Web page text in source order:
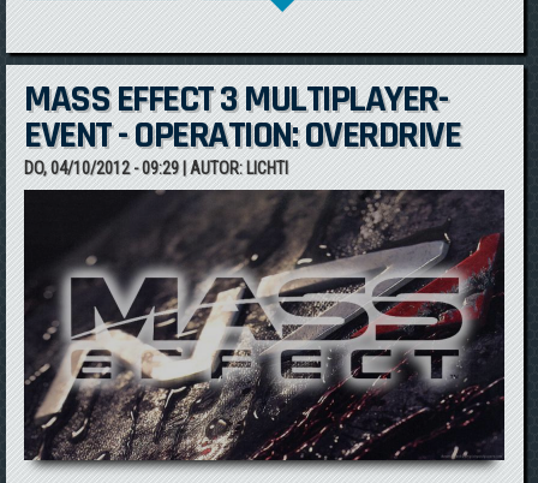
PORTIERUNG AUF DIE PLAYSTATION 3
MASS EFFECT 3 MULTIPLAYER-
EVENT - OPERATION: OVERDRIVE
DO, 04/10/2012 - 09:29| AUTOR: LICHTI